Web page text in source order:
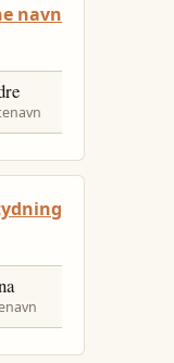
navn